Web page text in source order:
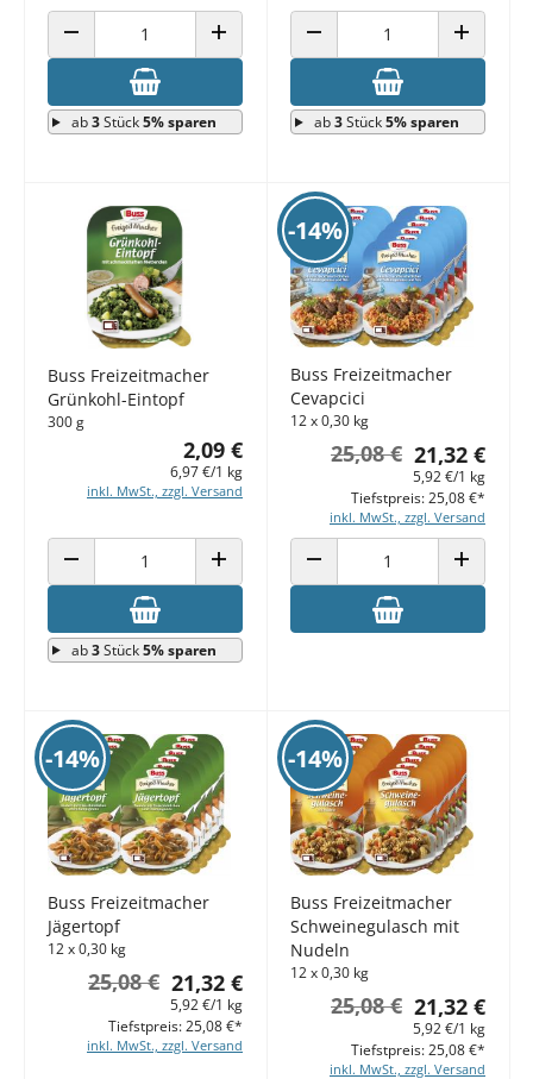
ANZAHL VERRINGERN ANZAHL ERHÖHEN
ab3Stück5% sparen
ANZAHL VERRINGERN ANZAHL
ab3Stück5% sparen
Buss Freizeitmacher
Grünkohl-Eintopf
300 g
2,09 €
6,97 €/1 kg
inkl. MwSt., zzgl. Versand
ANZAHL VERRINGERN ANZAHL ERHÖHEN
ab3Stück5% sparen
-14%
Buss Freizeitmacher
Cevapcici
12 x 0,30 kg
21,32 €
25,08 €
5,92 €/1 kg
inkl. MwSt., zzgl. Versand
Tiefstpreis: 25,08 €*
ANZAHL VERRINGERN ANZAHL
-14%
Buss Freizeitmacher
Jägertopf
12 x 0,30 kg
21,32 €
25,08 €
5,92 €/1 kg
inkl. MwSt., zzgl. Versand
Tiefstpreis: 25,08 €*
-14%
Buss Freizeitmacher
Schweinegulasch mit
Nudeln
12 x 0,30 kg
21,32 €
25,08 €
5,92 €/1 kg
inkl. MwSt., zzgl. Versand
Tiefstpreis: 25,08 €*